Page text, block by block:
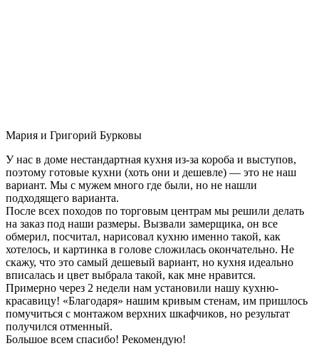
Мария и Григорий Бурковы
У нас в доме нестандартная кухня из-за короба и выступов,
поэтому готовые кухни (хоть они и дешевле) — это не наш
вариант. Мы с мужем много где были, но не нашли
подходящего варианта.
После всех походов по торговым центрам мы решили делать
на заказ под наши размеры. Вызвали замерщика, он все
обмерил, посчитал, нарисовал кухню именно такой, как
хотелось, и картинка в голове сложилась окончательно. Не
скажу, что это самый дешевый вариант, но кухня идеально
вписалась и цвет выбрала такой, как мне нравится.
Примерно через 2 недели нам установили нашу кухню-
красавицу! «Благодаря» нашим кривым стенам, им пришлось
помучиться с монтажом верхних шкафчиков, но результат
получился отменный.
Большое всем спасибо! Рекомендую!